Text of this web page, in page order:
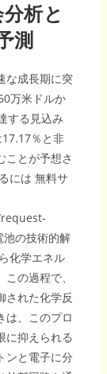
析と
測
な成長期に突
万米ドルか
する見込み
17.17％と非
ことが予想さ
には 無料サ
の技術的解
化学エネル
の過程で、
された化学反
は、このプロ
に抑えられる
ンと電子に分